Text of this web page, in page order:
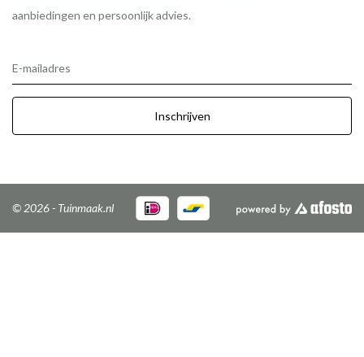
aanbiedingen en persoonlijk advies.
E-mailadres
Inschrijven
© 2026 - Tuinmaak.nl